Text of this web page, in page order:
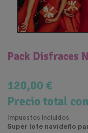
Pack Disfraces
120,00 €
Precio total
Impuestos incluidos
Super lote navideño